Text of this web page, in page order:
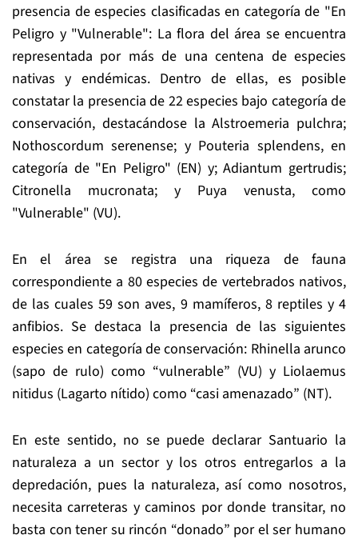
presencia de especies clasificadas en categoría de "En
Peligro y "Vulnerable": La flora del área se encuentra
representada por más de una centena de especies
nativas y endémicas. Dentro de ellas, es posible
constatar la presencia de 22 especies bajo categoría de
conservación, destacándose la Alstroemeria pulchra;
Nothoscordum serenense; y Pouteria splendens, en
categoría de "En Peligro" (EN) y; Adiantum gertrudis;
Citronella mucronata; y Puya venusta, como
"Vulnerable" (VU).
En el área se registra una riqueza de fauna
correspondiente a 80 especies de vertebrados nativos,
de las cuales 59 son aves, 9 mamíferos, 8 reptiles y 4
anfibios. Se destaca la presencia de las siguientes
especies en categoría de conservación: Rhinella arunco
(sapo de rulo) como “vulnerable” (VU) y Liolaemus
nitidus (Lagarto nítido) como “casi amenazado” (NT).
En este sentido, no se puede declarar Santuario la
naturaleza a un sector y los otros entregarlos a la
depredación, pues la naturaleza, así como nosotros,
necesita carreteras y caminos por donde transitar, no
basta con tener su rincón “donado” por el ser humano